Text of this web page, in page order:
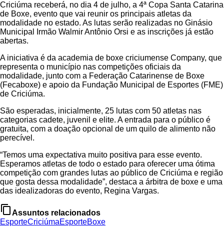
Criciúma receberá, no dia 4 de julho, a 4ª Copa Santa Catarina
de Boxe, evento que vai reunir os principais atletas da
modalidade no estado. As lutas serão realizadas no Ginásio
Municipal Irmão Walmir Antônio Orsi e as inscrições já estão
abertas.
A iniciativa é da academia de boxe criciumense Company, que
representa o município nas competições oficiais da
modalidade, junto com a Federação Catarinense de Boxe
(Fecaboxe) e apoio da Fundação Municipal de Esportes (FME)
de Criciúma.
São esperadas, inicialmente, 25 lutas com 50 atletas nas
categorias cadete, juvenil e elite. A entrada para o público é
gratuita, com a doação opcional de um quilo de alimento não
perecível.
“Temos uma expectativa muito positiva para esse evento.
Esperamos atletas de todo o estado para oferecer uma ótima
competição com grandes lutas ao público de Criciúma e região
que gosta dessa modalidade”, destaca a árbitra de boxe e uma
das idealizadoras do evento, Regina Vargas.
content_copyAssuntos relacionados
EsporteCriciúmaEsporteBoxe